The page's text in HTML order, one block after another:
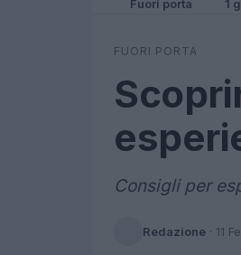
Fuori porta 1
FUORI PORTA
Consigli per
Redazione · 11